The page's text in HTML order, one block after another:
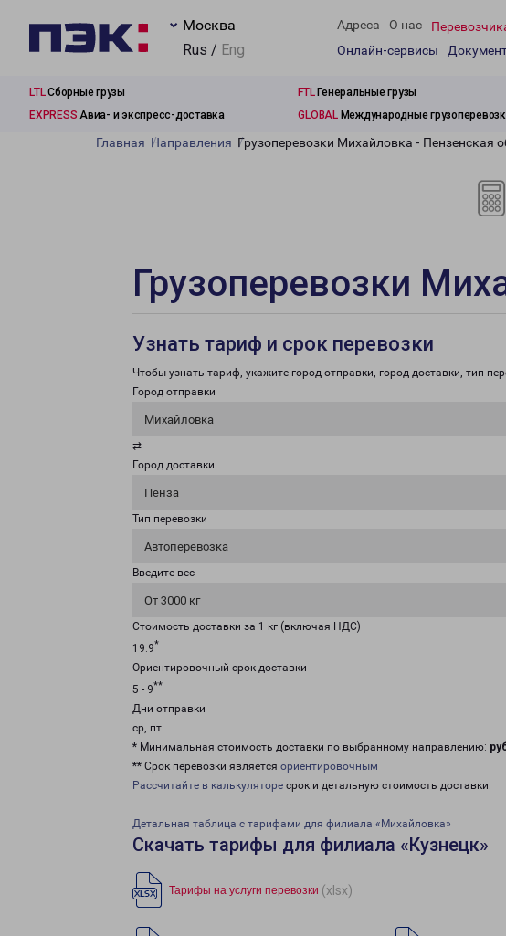
Москва
Rus / Eng
Адреса О нас
Онлайн-сервисы
LTLСборные грузы FTLГенеральные грузы
EXPRESS Авиа- и экспресс-доставка GLOBALМеждународные
Главная Направления Грузоперевозки Михайловка - Пензенская
Грузоперевозки
Узнать тариф и срок перевозки
Чтобы узнать тариф, укажите город отправки, город доставки, тип
Город отправки
Михайловка
⇄
Город доставки
Пенза
Тип перевозки
Автоперевозка
Введите вес
От 3000 кг
Стоимость доставки за 1 кг (включая НДС)
19.9*
Ориентировочный срок доставки
5 - 9**
Дни отправки
ср, пт
* Минимальная стоимость доставки по выбранному направлению:
** Срок перевозки является ориентировочным
Рассчитайте в калькуляторе срок и детальную стоимость доставки.
Детальная таблица с тарифами для филиала «Михайловка»
Скачать тарифы для филиала «Кузнецк»
Тарифы на услуги перевозки (xlsx)